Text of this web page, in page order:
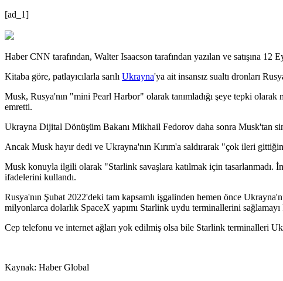
[ad_1]
Haber CNN tarafından, Walter Isaacson tarafından yazılan ve satışına
Kitaba göre, patlayıcılarla sarılı Ukrayna'ya ait insansız sualtı dronları
Musk, Rusya'nın "mini Pearl Harbor" olarak tanımladığı şeye tepki
emretti.
Ukrayna Dijital Dönüşüm Bakanı Mikhail Fedorov daha sonra Musk'tan
Ancak Musk hayır dedi ve Ukrayna'nın Kırım'a saldırarak "çok ileri
Musk konuyla ilgili olarak "Starlink savaşlara katılmak için tasarlanmadı.
ifadelerini kullandı.
Rusya'nın Şubat 2022'deki tam kapsamlı işgalinden hemen önce
milyonlarca dolarlık SpaceX yapımı Starlink uydu terminallerini
Cep telefonu ve internet ağları yok edilmiş olsa bile Starlink terminalleri
Kaynak: Haber Global